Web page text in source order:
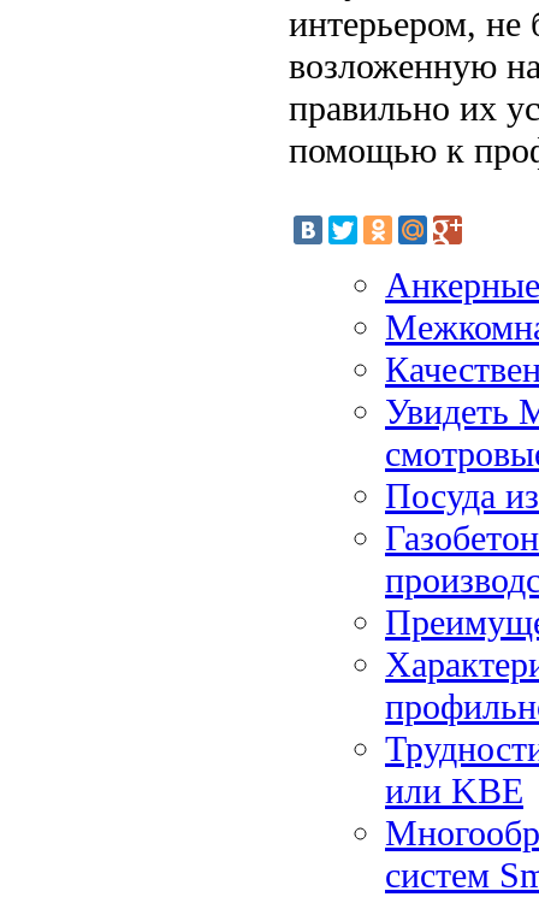
интерьером, не
возложенную
правильно их
помощью к
Увидеть
Посуда
или KBE
систем